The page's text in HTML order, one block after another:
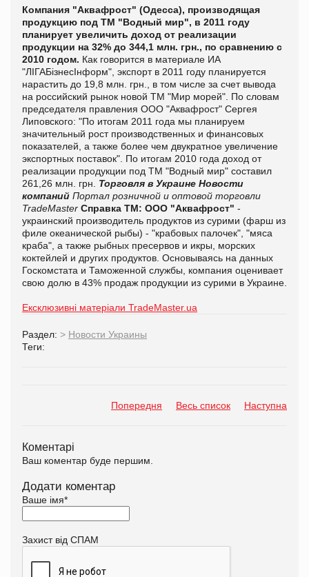
Компания "Аквафрост" (Одесса), производящая
продукцию под ТМ "Водный мир", в 2011 году
планирует увеличить доход от реализации
продукции на 32% до 344,1 млн. грн., по сравнению с
2010 годом. Как говорится в материале ИА
"ЛІГАБізнесІнформ", экспорт в 2011 году планируется
нарастить до 19,8 млн. грн., в том числе за счет вывода
на российский рынок новой ТМ "Мир морей". По словам
председателя правления ООО "Аквафрост" Сергея
Липовского: "По итогам 2011 года мы планируем
значительный рост производственных и финансовых
показателей, а также более чем двукратное увеличение
экспортных поставок". По итогам 2010 года доход от
реализации продукции под ТМ "Водный мир" составил
261,26 млн. грн. Торговля в Украине Новости
компаний Портал розничной и оптовой торговли
TradeMaster Справка ТМ: ООО "Аквафрост" -
украинский производитель продуктов из сурими (фарш из
филе океанической рыбы) - "крабовых палочек", "мяса
краба", а также рыбных пресервов и икры, морских
коктейлей и других продуктов. Основываясь на данных
Госкомстата и Таможенной службы, компания оценивает
свою долю в 43% продаж продукции из сурими в Украине.
Ексклюзивні матеріали TradeMaster.ua
Раздел: > Новости Украины
Теги:
Попередня Весь список Наступна
Коментарі
Ваш коментар буде першим.
Додати коментар
Ваше імя*
Захист від СПАМ